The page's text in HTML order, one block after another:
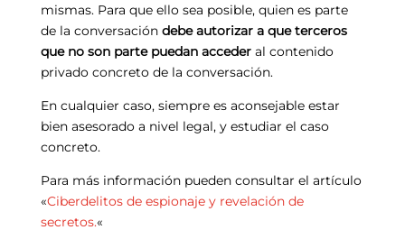
mismas. Para que ello sea posible, quien es parte
de la conversacióndebe autorizar a que terceros
que no son parte puedan acceder al contenido
privado concreto de la conversación.
En cualquier caso, siempre es aconsejable estar
bien asesorado a nivel legal, y estudiar el caso
concreto.
Para más información pueden consultar el artículo
«Ciberdelitos de espionaje y revelación de
secretos.«